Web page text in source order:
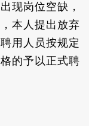
现岗位空缺，
本人提出放弃
用人员按规定
的予以正式聘